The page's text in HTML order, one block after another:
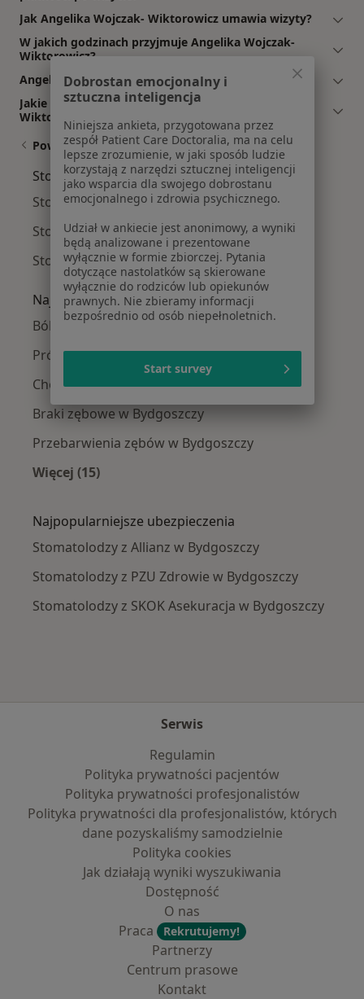
Jak Angelika Wojczak- Wiktorowicz umawia wizyty?
W jakich godzinach przyjmuje Angelika Wojczak-
Wiktorowicz?
Angelika Wojczak- Wiktorowicz: co mówią pacjenci?
Jakie ubezpieczenia akceptuje Angelika Wojczak-
Wiktorowicz?
Powiązane wyszukiwania
Stomatolodzy w pobliżu
Stomatolodzy Fordon
Stomatolodzy Stare Miasto
Stomatolodzy Bartodzieje
Najczęście leczone choroby
Ból zęba w Bydgoszczy
Próchnica w Bydgoszczy
Choroby miazgi w Bydgoszczy
Braki zębowe w Bydgoszczy
Przebarwienia zębów w Bydgoszczy
Więcej (15)
Najpopularniejsze ubezpieczenia
Stomatolodzy z Allianz w Bydgoszczy
Stomatolodzy z PZU Zdrowie w Bydgoszczy
Stomatolodzy z SKOK Asekuracja w Bydgoszczy
Serwis
Regulamin
Polityka prywatności pacjentów
Polityka prywatności profesjonalistów
Polityka prywatności dla profesjonalistów, których
dane pozyskaliśmy samodzielnie
Polityka cookies
Jak działają wyniki wyszukiwania
Dostępność
O nas
Praca
Rekrutujemy!
Partnerzy
Centrum prasowe
Kontakt
Dobrostan emocjonalny i
sztuczna inteligencja
Niniejsza ankieta, przygotowana przez
zespół Patient Care Doctoralia, ma na celu
lepsze zrozumienie, w jaki sposób ludzie
korzystają z narzędzi sztucznej inteligencji
jako wsparcia dla swojego dobrostanu
emocjonalnego i zdrowia psychicznego.
Udział w ankiecie jest anonimowy, a wyniki
będą analizowane i prezentowane
wyłącznie w formie zbiorczej. Pytania
dotyczące nastolatków są skierowane
wyłącznie do rodziców lub opiekunów
prawnych. Nie zbieramy informacji
bezpośrednio od osób niepełnoletnich.
Start survey